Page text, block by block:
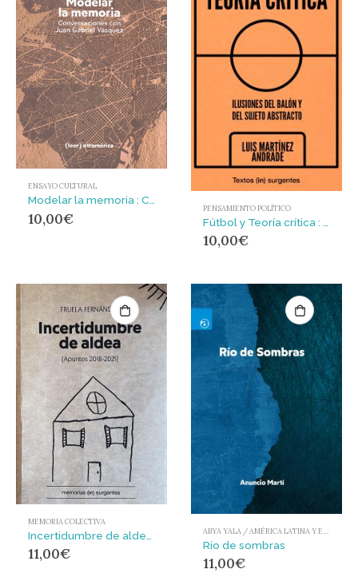
ENSAYO CULTURAL
10,00€
PENSAMIENTO POLÍTICO
10,00€
MEMORIA COLECTIVA
11,00€
ABYA YALA / AMÉRICA LATINA Y EL CARIBE
Río de sombras
11,00€